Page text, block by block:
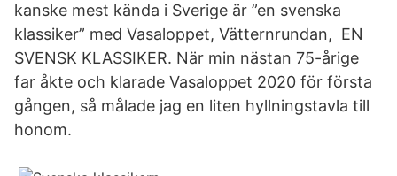
kanske mest kända i Sverige är ”en svenska
klassiker” med Vasaloppet, Vätternrundan, EN
SVENSK KLASSIKER. När min nästan 75-årige
far åkte och klarade Vasaloppet 2020 för första
gången, så målade jag en liten hyllningstavla till
honom.